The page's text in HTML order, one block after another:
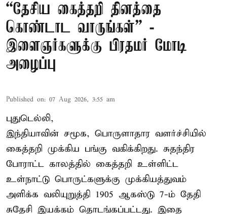
“தேசிய கைத்தறி தினத்தை
கொண்டாட வாருங்கள்” -
இளைஞர்களுக்கு பிரதமர் மோடி
அழைப்பு
Published on: 07 Aug 2026, 3:55 am
புதுடெல்லி,
இந்தியாவின் சமூக, பொருளாதார வளர்ச்சியில்
கைத்தறி முக்கிய பங்கு வகிக்கிறது. சுதந்திர
போராட்ட காலத்தில் கைத்தறி உள்ளிட்ட
உள்நாட்டு பொருட்களுக்கு முக்கியத்துவம்
அளிக்க வலியுறுத்தி 1905 ஆகஸ்டு 7-ம் தேதி
சுதேசி இயக்கம் தொடங்கப்பட்டது. இதை